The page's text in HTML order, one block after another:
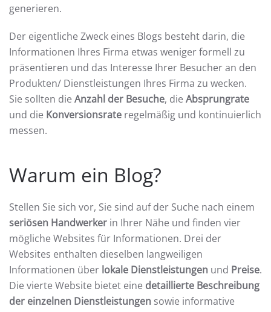
generieren.
Der eigentliche Zweck eines Blogs besteht darin, die
Informationen Ihres Firma etwas weniger formell zu
präsentieren und das Interesse Ihrer Besucher an den
Produkten/ Dienstleistungen Ihres Firma zu wecken.
Sie sollten die Anzahl der Besuche, die Absprungrate
und die Konversionsrate regelmäßig und kontinuierlich
messen.
Warum ein Blog?
Stellen Sie sich vor, Sie sind auf der Suche nach einem
seriösen Handwerker in Ihrer Nähe und finden vier
mögliche Websites für Informationen. Drei der
Websites enthalten dieselben langweiligen
Informationen über lokale Dienstleistungen und Preise.
Die vierte Website bietet eine detaillierte Beschreibung
der einzelnen Dienstleistungen sowie informative